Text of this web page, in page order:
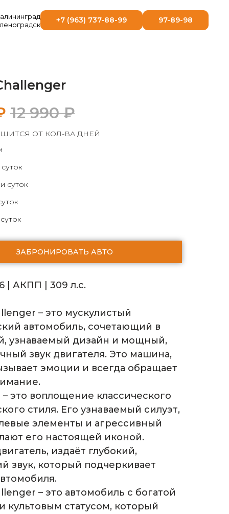
+7 (963) 737-88-99 97-89-98
12 990 ₽
ОТ КОЛ-ВА ДНЕЙ
суток
ЗАБРОНИРОВАТЬ АВТО
| АКПП | 309 л.с.
– это мускулистый
автомобиль, сочетающий в
узнаваемый дизайн и мощный,
звук двигателя. Это машина,
эмоции и всегда обращает
это воплощение классического
стиля. Его узнаваемый силуэт,
элементы и агрессивный
его настоящей иконой.
издаёт глубокий,
звук, который подчеркивает
– это автомобиль с богатой
культовым статусом, который